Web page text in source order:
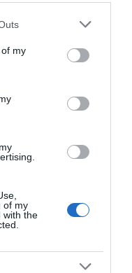
one or more Google
You may click to
its third-party tags to
in below Google
my
of my
with the
Jogos